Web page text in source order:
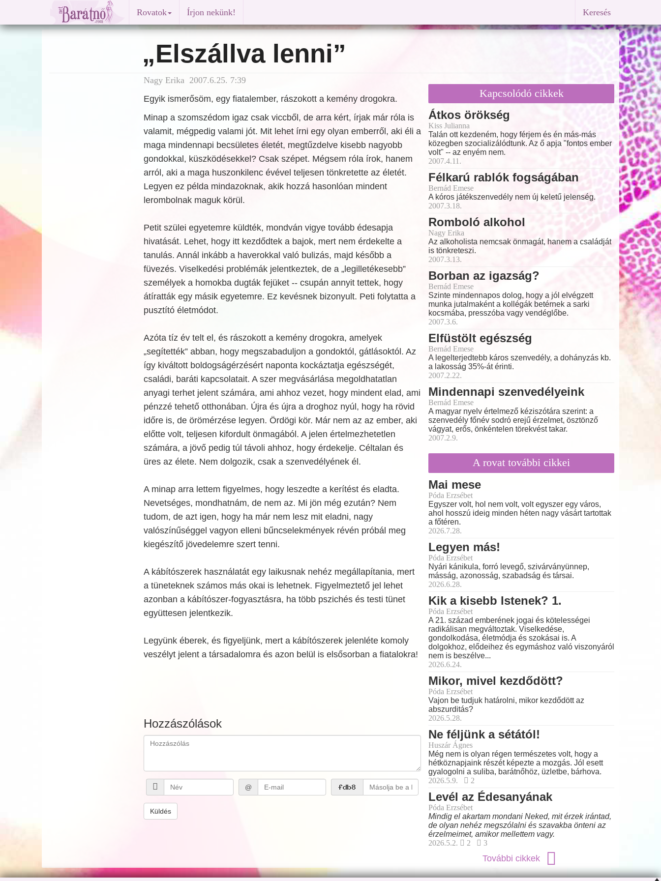
Rovatok Írjon nekünk! Keresés
„Elszállva lenni”
Nagy Erika 2007.6.25. 7:39
Egyik ismerősöm, egy fiatalember, rászokott a kemény drogokra.
Minap a szomszédom igaz csak viccből, de arra kért, írjak már róla is
valamit, mégpedig valami jót. Mit lehet írni egy olyan emberről, aki éli a
maga mindennapi becsületes életét, megtűzdelve kisebb nagyobb
gondokkal, küszködésekkel? Csak szépet. Mégsem róla írok, hanem
arról, aki a maga huszonkilenc évével teljesen tönkretette az életét.
Legyen ez példa mindazoknak, akik hozzá hasonlóan mindent
lerombolnak maguk körül.
Petit szülei egyetemre küldték, mondván vigye tovább édesapja
hivatását. Lehet, hogy itt kezdődtek a bajok, mert nem érdekelte a
tanulás. Annál inkább a haverokkal való bulizás, majd később a
füvezés. Viselkedési problémák jelentkeztek, de a „legilletékesebb”
személyek a homokba dugták fejüket -- csupán annyit tettek, hogy
átíratták egy másik egyetemre. Ez kevésnek bizonyult. Peti folytatta a
pusztító életmódot.
Azóta tíz év telt el, és rászokott a kemény drogokra, amelyek
„segítették” abban, hogy megszabaduljon a gondoktól, gátlásoktól. Az
így kiváltott boldogságérzésért naponta kockáztatja egészségét,
családi, baráti kapcsolatait. A szer megvásárlása megoldhatatlan
anyagi terhet jelent számára, ami ahhoz vezet, hogy mindent elad, ami
pénzzé tehető otthonában. Újra és újra a droghoz nyúl, hogy ha rövid
időre is, de örömérzése legyen. Ördögi kör. Már nem az az ember, aki
előtte volt, teljesen kifordult önmagából. A jelen értelmezhetetlen
számára, a jövő pedig túl távoli ahhoz, hogy érdekelje. Céltalan és
üres az élete. Nem dolgozik, csak a szenvedélyének él.
A minap arra lettem figyelmes, hogy leszedte a kerítést és eladta.
Nevetséges, mondhatnám, de nem az. Mi jön még ezután? Nem
tudom, de azt igen, hogy ha már nem lesz mit eladni, nagy
valószínűséggel vagyon elleni bűncselekmények révén próbál meg
kiegészítő jövedelemre szert tenni.
A kábítószerek használatát egy laikusnak nehéz megállapítania, mert
a tüneteknek számos más okai is lehetnek. Figyelmeztető jel lehet
azonban a kábítószer-fogyasztásra, ha több pszichés és testi tünet
együttesen jelentkezik.
Legyünk éberek, és figyeljünk, mert a kábítószerek jelenléte komoly
veszélyt jelent a társadalomra és azon belül is elsősorban a fiatalokra!
Hozzászólások
@
Küldés
Kapcsolódó cikkek
Átkos örökség
Kiss Julianna
Talán ott kezdeném, hogy férjem és én más-más
közegben szocializálódtunk. Az ő apja "fontos ember
volt" -- az enyém nem.
2007.4.11.
Félkarú rablók fogságában
Bernád Emese
A kóros játékszenvedély nem új keletű jelenség.
2007.3.18.
Romboló alkohol
Nagy Erika
Az alkoholista nemcsak önmagát, hanem a családját
is tönkreteszi.
2007.3.13.
Borban az igazság?
Bernád Emese
Szinte mindennapos dolog, hogy a jól elvégzett
munka jutalmaként a kollégák betérnek a sarki
kocsmába, presszóba vagy vendéglőbe.
2007.3.6.
Elfüstölt egészség
Bernád Emese
A legelterjedtebb káros szenvedély, a dohányzás kb.
a lakosság 35%-át érinti.
2007.2.22.
Mindennapi szenvedélyeink
Bernád Emese
A magyar nyelv értelmező kéziszótára szerint: a
szenvedély főnév sodró erejű érzelmet, ösztönző
vágyat, erős, önkéntelen törekvést takar.
2007.2.9.
A rovat további cikkei
Mai mese
Póda Erzsébet
Egyszer volt, hol nem volt, volt egyszer egy város,
ahol hosszú ideig minden héten nagy vásárt tartottak
a főtéren.
2026.7.28.
Legyen más!
Póda Erzsébet
Nyári kánikula, forró levegő, szivárványünnep,
másság, azonosság, szabadság és társai.
2026.6.28.
Kik a kisebb Istenek? 1.
Póda Erzsébet
A 21. század emberének jogai és kötelességei
radikálisan megváltoztak. Viselkedése,
gondolkodása, életmódja és szokásai is. A
dolgokhoz, elődeihez és egymáshoz való viszonyáról
nem is beszélve...
2026.6.24.
Mikor, mivel kezdődött?
Póda Erzsébet
Vajon be tudjuk határolni, mikor kezdődött az
abszurditás?
2026.5.28.
Ne féljünk a sétától!
Huszár Ágnes
Még nem is olyan régen természetes volt, hogy a
hétköznapjaink részét képezte a mozgás. Jól esett
gyalogolni a suliba, barátnőhöz, üzletbe, bárhova.
2026.5.9.
2
Levél az Édesanyának
Póda Erzsébet
Mindig el akartam mondani Neked, mit érzek irántad,
de olyan nehéz megszólalni és szavakba önteni az
érzelmeimet, amikor mellettem vagy.
2026.5.2.
2 3
További cikkek